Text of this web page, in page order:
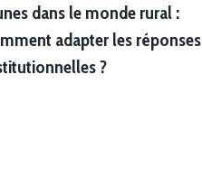
dans le monde rural :
adapter les réponses
?